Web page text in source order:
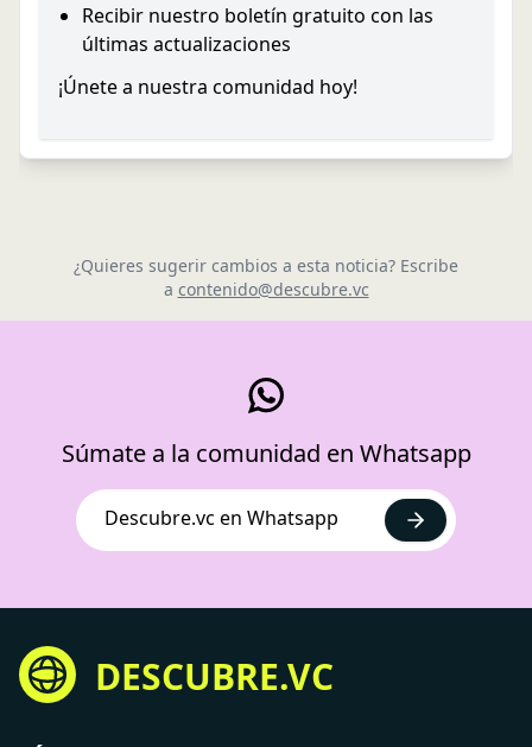
Recibir nuestro boletín gratuito con las
últimas actualizaciones
¡Únete a nuestra comunidad hoy!
¿Quieres sugerir cambios a esta noticia? Escribe
a contenido@descubre.vc
Súmate a la comunidad en Whatsapp
Descubre.vc en Whatsapp
DESCUBRE.VC